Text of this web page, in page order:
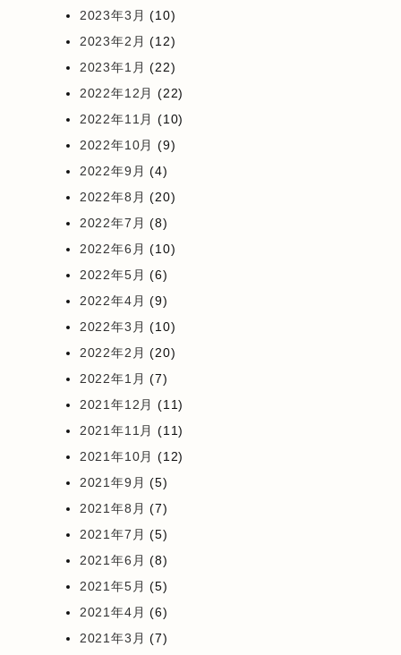
2023年3月 (10)
2023年2月 (12)
2023年1月 (22)
2022年12月 (22)
2022年11月 (10)
2022年10月 (9)
2022年9月 (4)
2022年8月 (20)
2022年7月 (8)
2022年6月 (10)
2022年5月 (6)
2022年4月 (9)
2022年3月 (10)
2022年2月 (20)
2022年1月 (7)
2021年12月 (11)
2021年11月 (11)
2021年10月 (12)
2021年9月 (5)
2021年8月 (7)
2021年7月 (5)
2021年6月 (8)
2021年5月 (5)
2021年4月 (6)
2021年3月 (7)